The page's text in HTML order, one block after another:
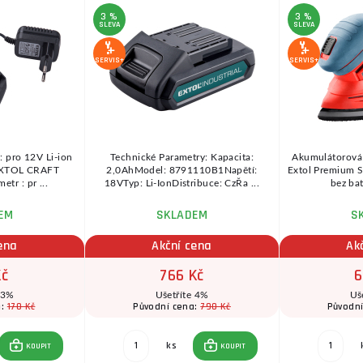
pro 12V Li-ion
CRAFT
: pr ...
170 Kč
KOUPIT
3 %
SLEVA
SERVIS+
Technické Parametry: Kapacita:
2,0AhModel: 8791110B1Napětí:
18VTyp: Li-IonDistribuce: CzŘa ...
SKLADEM
Akční cena
766 Kč
Ušetříte 4%
Původní cena:790 Kč
ks KOUPIT
3 %
SLEVA
SERVIS+
Extol Premium
bez